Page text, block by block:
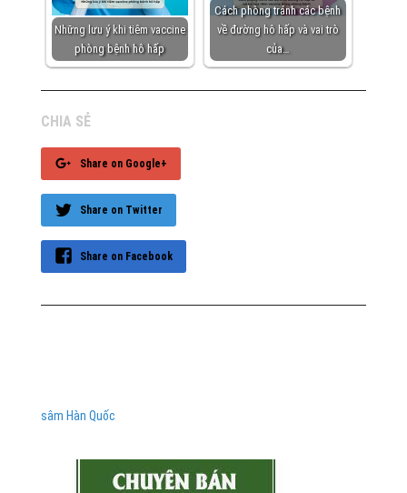
Những lưu ý khi tiêm vaccine
phòng bệnh hô hấp
Cách phòng tránh các bệnh
về đường hô hấp và vai trò
của…
CHIA SẺ
Share on Google+
Share on Twitter
Share on Facebook
sâm Hàn Quốc